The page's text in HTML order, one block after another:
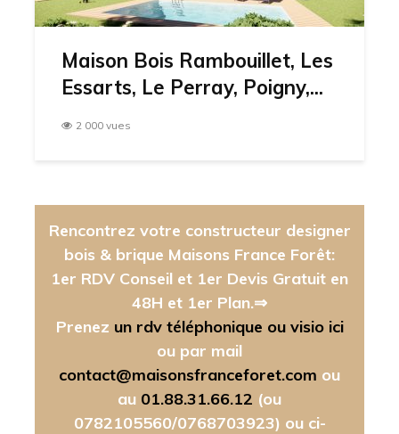
Maison Bois Rambouillet, Les
Essarts, Le Perray, Poigny,...
2 000 vues
Rencontrez votre constructeur designer
bois & brique Maisons France Forêt:
1er RDV Conseil et 1er Devis Gratuit en
48H et 1er Plan.⇒
Prenez un rdv téléphonique ou visio ici
ou par mail
contact@maisonsfranceforet.com ou
au 01.88.31.66.12 (ou
0782105560/0768703923) ou ci-